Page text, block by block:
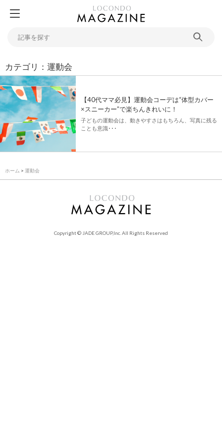
カテゴリ：運動会
【40代ママ必見】運動会コーデは“体型カバー
×スニーカー”で楽ちんきれいに！
子どもの運動会は、動きやすさはもちろん、写真に残る
ことも意識･･･
ホーム > 運動会
Copyright © JADE GROUP,Inc. All Rights Reserved